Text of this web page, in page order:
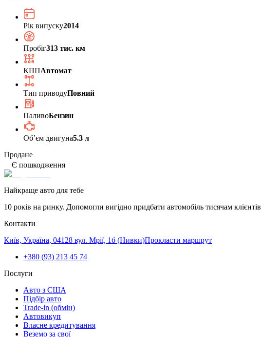
Рік випуску2014
Пробіг313 тис. км
КППАвтомат
Тип приводуПовний
ПаливоБензин
Обʼєм двигуна5.3 л
Продане
Є пошкодження
Найкраще авто для тебе
10 років на ринку. Допомогли вигідно придбати автомобіль тисячам клієнтів
Контакти
Київ, Україна, 04128 вул. Мрії, 1б (Нивки)Прокласти маршрут
+380 (93) 213 45 74
Послуги
Авто з США
Підбір авто
Trade-in (обмін)
Автовикуп
Власне кредитування
Веземо за свої